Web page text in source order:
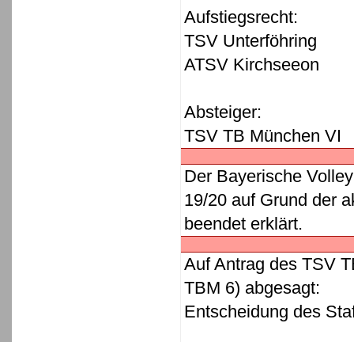
Aufstiegsrecht:
TSV Unterföhring
ATSV Kirchseeon
Absteiger:
TSV TB München VI
Der Bayerische
19/20 auf Grund der
beendet erklärt.
Auf Antrag des TSV
TBM 6) abgesagt:
Entscheidung des